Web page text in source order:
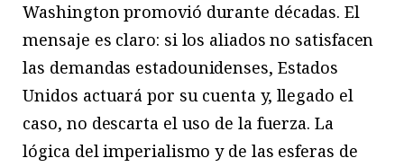
Washington promovió durante décadas. El
mensaje es claro: si los aliados no satisfacen
las demandas estadounidenses, Estados
Unidos actuará por su cuenta y, llegado el
caso, no descarta el uso de la fuerza. La
lógica del imperialismo y de las esferas de